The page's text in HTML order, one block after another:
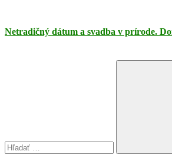
Netradičný dátum a svadba v prírode.